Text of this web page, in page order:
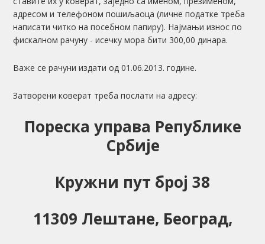
адресом и телефоном пошиљаоца (личне податке треба
написати читко на посебном папиру). Најмањи износ по
фискалном рачуну - исечку мора бити 300,00 динара.
Важе се рачуни издати од 01.06.2013. године.
Затворени коверат треба послати на адресу:
Пореска управа Републике
Србије
Кружни пут број 38
11309 Лештане, Београд,